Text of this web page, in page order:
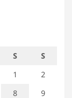
S
S
1
2
8
9